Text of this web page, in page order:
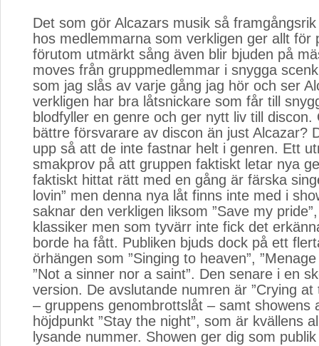
Det som gör Alcazars musik så
hos medlemmarna som verkligen ger allt för
förutom utmärkt sång även blir bjuden på
moves från gruppmedlemmar i snygga
som jag slås av varje gång jag hör och ser
verkligen har bra låtsnickare som får till
blodfyller en genre och ger nytt liv till
bättre försvarare av discon än just Alcazar?
upp så att de inte fastnar helt i genren. Ett
smakprov på att gruppen faktiskt letar nya
faktiskt hittat rätt med en gång är färska
lovin” men denna nya låt finns inte med i
saknar den verkligen liksom ”Save my
klassiker men som tyvärr inte fick det
borde ha fått. Publiken bjuds dock på ett
örhängen som ”Singing to heaven”,
”Not a sinner nor a saint”. Den senare i en
version. De avslutande numren är ”Crying at
– gruppens genombrottslåt – samt showens
höjdpunkt ”Stay the night”, som är kvällens
lysande nummer. Showen ger dig som